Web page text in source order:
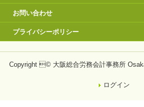
お問い合わせ
プライバシーポリシー
Copyright © 大阪総合労務会計事務所
ログイン